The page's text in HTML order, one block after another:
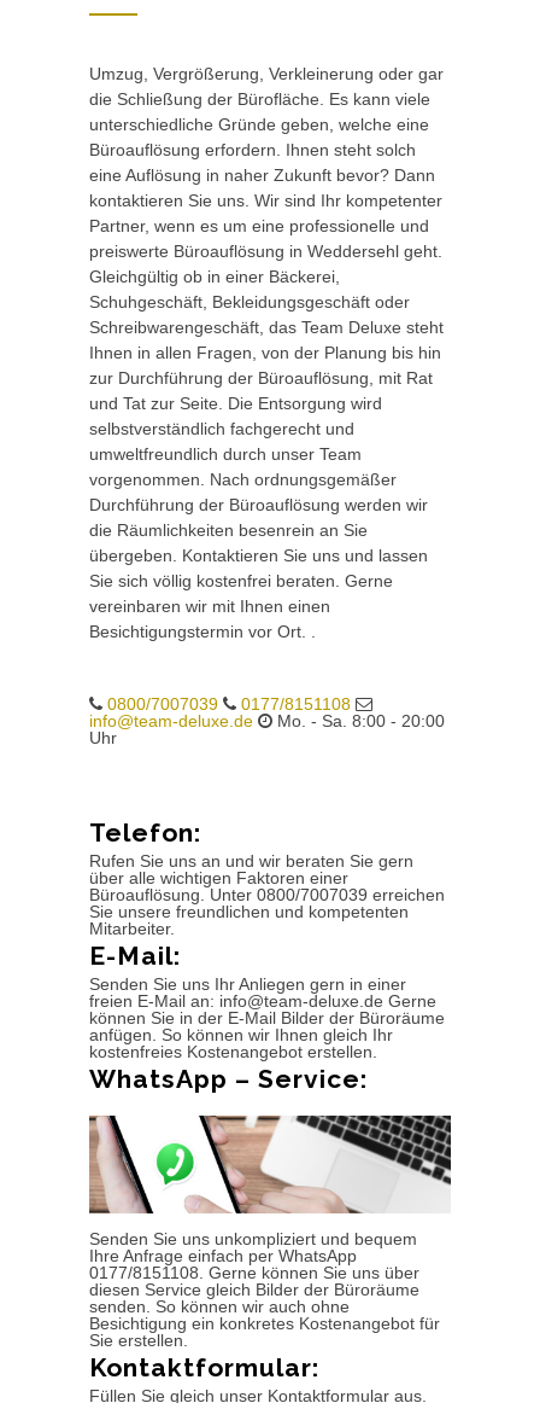
Umzug, Vergrößerung, Verkleinerung oder gar
die Schließung der Bürofläche. Es kann viele
unterschiedliche Gründe geben, welche eine
Büroauflösung erfordern. Ihnen steht solch
eine Auflösung in naher Zukunft bevor? Dann
kontaktieren Sie uns. Wir sind Ihr kompetenter
Partner, wenn es um eine professionelle und
preiswerte Büroauflösung in Weddersehl geht.
Gleichgültig ob in einer Bäckerei,
Schuhgeschäft, Bekleidungsgeschäft oder
Schreibwarengeschäft, das Team Deluxe steht
Ihnen in allen Fragen, von der Planung bis hin
zur Durchführung der Büroauflösung, mit Rat
und Tat zur Seite. Die Entsorgung wird
selbstverständlich fachgerecht und
umweltfreundlich durch unser Team
vorgenommen. Nach ordnungsgemäßer
Durchführung der Büroauflösung werden wir
die Räumlichkeiten besenrein an Sie
übergeben. Kontaktieren Sie uns und lassen
Sie sich völlig kostenfrei beraten. Gerne
vereinbaren wir mit Ihnen einen
Besichtigungstermin vor Ort. .
0800/7007039
0177/8151108
info@team-deluxe.de
Mo. - Sa. 8:00 - 20:00
Uhr
Telefon:
Rufen Sie uns an und wir beraten Sie gern
über alle wichtigen Faktoren einer
Büroauflösung. Unter 0800/7007039 erreichen
Sie unsere freundlichen und kompetenten
Mitarbeiter.
E-Mail:
Senden Sie uns Ihr Anliegen gern in einer
freien E-Mail an: info@team-deluxe.de Gerne
können Sie in der E-Mail Bilder der Büroräume
anfügen. So können wir Ihnen gleich Ihr
kostenfreies Kostenangebot erstellen.
WhatsApp – Service:
Senden Sie uns unkompliziert und bequem
Ihre Anfrage einfach per WhatsApp
0177/8151108. Gerne können Sie uns über
diesen Service gleich Bilder der Büroräume
senden. So können wir auch ohne
Besichtigung ein konkretes Kostenangebot für
Sie erstellen.
Kontaktformular:
Füllen Sie gleich unser Kontaktformular aus.